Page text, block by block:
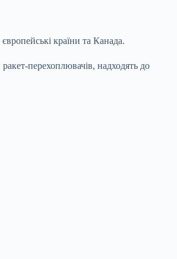
країни та Канада.
перехоплювачів, надходять до